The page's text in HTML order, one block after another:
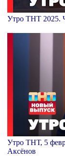
Утро ТНТ 2025.
Утро ТНТ, 5
Аксёнов